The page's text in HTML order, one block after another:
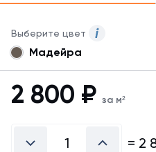
Выберите цвет
данного
товара
могут
Мадейра
2 800 ₽ за м²
= 2